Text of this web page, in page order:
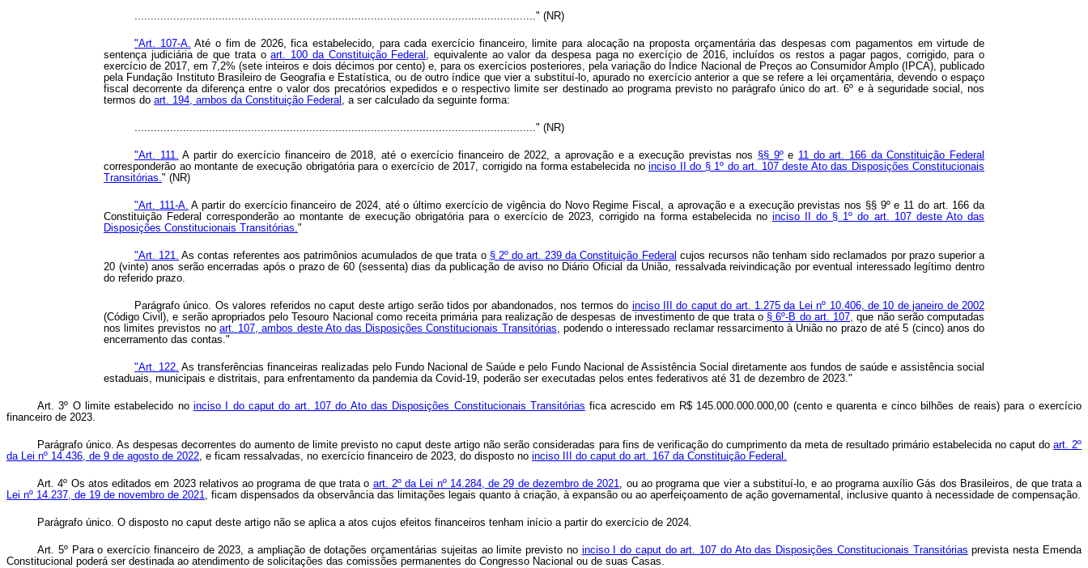
............................................................................................................................" (NR)
"Art. 107-A. Até o fim de 2026, fica estabelecido, para cada exercício financeiro, limite para alocação na proposta orçamentária das despesas com pagamentos em virtude de
sentença judiciária de que trata oart. 100 da Constituição Federal , equivalente ao valor da despesa paga no exercício de 2016, incluídos os restos a pagar pagos, corrigido, para o
exercício de 2017, em 7,2% (sete inteiros e dois décimos por cento) e, para os exercícios posteriores, pela variação do Índice Nacional de Preços ao Consumidor Amplo (IPCA), publicado
pela Fundação Instituto Brasileiro de Geografia e Estatística, ou de outro índice que vier a substituí-lo, apurado no exercício anterior a que se refere a lei orçamentária, devendo o espaço
fiscal decorrente da diferença entre o valor dos precatórios expedidos e o respectivo limite ser destinado ao programa previsto no parágrafo único do art. 6º e à seguridade social, nos
termos do art. 194, ambos da Constituição Federal , a ser calculado da seguinte forma:
............................................................................................................................" (NR)
"Art. 111. A partir do exercício financeiro de 2018, até o exercício financeiro de 2022, a aprovação e a execução previstas nos §§ 9ºe 11 do art. 166 da Constituição Federal
corresponderão ao montante de execução obrigatória para o exercício de 2017, corrigido na forma estabelecida no inciso II do § 1º do art. 107 deste Ato das Disposições Constitucionais
Transitórias." (NR)
"Art. 111-A. A partir do exercício financeiro de 2024, até o último exercício de vigência do Novo Regime Fiscal, a aprovação e a execução previstas nos §§ 9º e 11 do art. 166 da
Constituição Federal corresponderão ao montante de execução obrigatória para o exercício de 2023, corrigido na forma estabelecida no inciso II do § 1º do art. 107 deste Ato das
Disposições Constitucionais Transitórias."
"Art. 121. As contas referentes aos patrimônios acumulados de que trata o § 2º do art. 239 da Constituição Federal cujos recursos não tenham sido reclamados por prazo superior a
20 (vinte) anos serão encerradas após o prazo de 60 (sessenta) dias da publicação de aviso no Diário Oficial da União, ressalvada reivindicação por eventual interessado legítimo dentro
do referido prazo.
Parágrafo único. Os valores referidos no caput deste artigo serão tidos por abandonados, nos termos do inciso III do caput do art. 1.275 da Lei nº 10.406, de 10 de janeiro de 2002
(Código Civil), e serão apropriados pelo Tesouro Nacional como receita primária para realização de despesas de investimento de que trata o § 6º-B do art. 107, que não serão computadas
nos limites previstos no art. 107, ambos deste Ato das Disposições Constitucionais Transitórias, podendo o interessado reclamar ressarcimento à União no prazo de até 5 (cinco) anos do
encerramento das contas."
"Art. 122. As transferências financeiras realizadas pelo Fundo Nacional de Saúde e pelo Fundo Nacional de Assistência Social diretamente aos fundos de saúde e assistência social
estaduais, municipais e distritais, para enfrentamento da pandemia da Covid-19, poderão ser executadas pelos entes federativos até 31 de dezembro de 2023."
Art. 3º O limite estabelecido no inciso I do caput do art. 107 do Ato das Disposições Constitucionais Transitórias fica acrescido em R$ 145.000.000.000,00 (cento e quarenta e cinco bilhões de reais) para o exercício
financeiro de 2023.
Parágrafo único. As despesas decorrentes do aumento de limite previsto no caput deste artigo não serão consideradas para fins de verificação do cumprimento da meta de resultado primário estabelecida no caput do art. 2º
da Lei nº 14.436, de 9 de agosto de 2022, e ficam ressalvadas, no exercício financeiro de 2023, do disposto no inciso III do caput do art. 167 da Constituição Federal.
Art. 4º Os atos editados em 2023 relativos ao programa de que trata o art. 2º da Lei nº 14.284, de 29 de dezembro de 2021, ou ao programa que vier a substituí-lo, e ao programa auxílio Gás dos Brasileiros, de que trata a
Lei nº 14.237, de 19 de novembro de 2021, ficam dispensados da observância das limitações legais quanto à criação, à expansão ou ao aperfeiçoamento de ação governamental, inclusive quanto à necessidade de compensação.
Parágrafo único. O disposto no caput deste artigo não se aplica a atos cujos efeitos financeiros tenham início a partir do exercício de 2024.
Art. 5º Para o exercício financeiro de 2023, a ampliação de dotações orçamentárias sujeitas ao limite previsto no inciso I do caput do art. 107 do Ato das Disposições Constitucionais Transitórias prevista nesta Emenda
Constitucional poderá ser destinada ao atendimento de solicitações das comissões permanentes do Congresso Nacional ou de suas Casas.